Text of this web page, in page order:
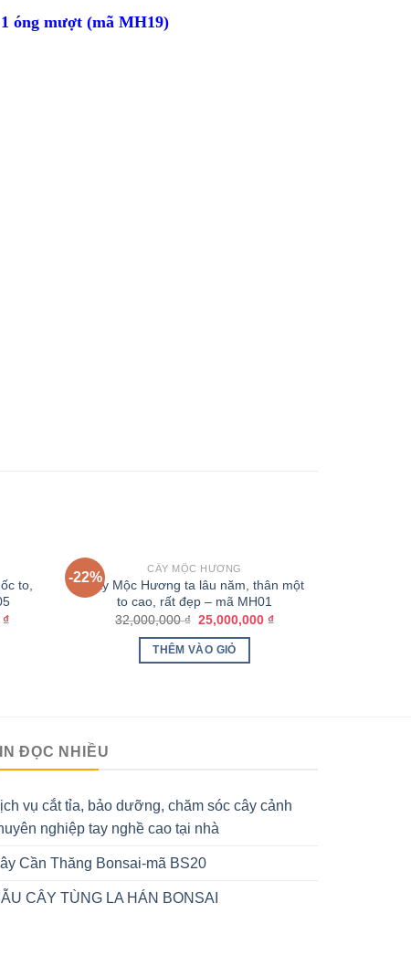
óng mượt (mã MH19)
to,
₫
-22%
CÂY MỘC HƯƠNG
Cây Mộc Hương ta lâu năm, thân một
to cao, rất đẹp – mã MH01
32,000,000₫ 25,000,000 ₫
THÊM VÀO GIỎ
ĐỌC NHIỀU
vụ cắt tỉa, bảo dưỡng, chăm sóc cây cảnh
nghiệp tay nghề cao tại nhà
Cần Thăng Bonsai-mã BS20
CÂY TÙNG LA HÁN BONSAI